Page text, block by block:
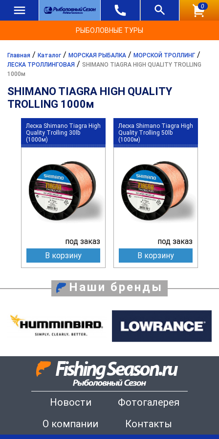
0
РЫБОЛОВНЫЕ ТУРЫ
Главная / Каталог / МОРСКАЯ РЫБАЛКА / МОРСКОЙ ТРОЛЛИНГ /
ЛЕСКА ТРОЛЛИНГОВАЯ / SHIMANO TIAGRA HIGH QUALITY TROLLING
1000м
SHIMANO TIAGRA HIGH QUALITY
TROLLING 1000м
Леска Shimano Tiagra High
Quality Trolling 30lb
(1000м)
под заказ
В корзину
Леска Shimano Tiagra High
Quality Trolling 50lb
(1000м)
под заказ
В корзину
Наши бренды
Новости
Фотогалерея
О компании
Контакты